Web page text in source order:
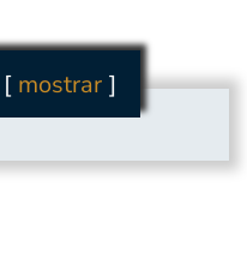
mostrar